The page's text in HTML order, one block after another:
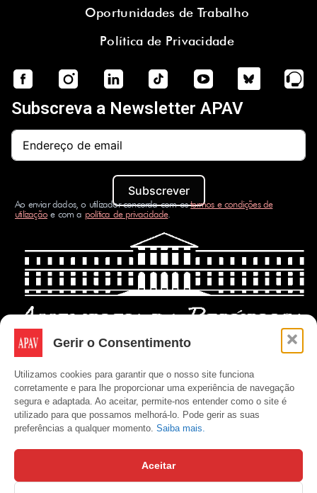
Gerir o Consentimento
Utilizamos cookies para garantir que o nosso site funciona
corretamente e para lhe proporcionar uma experiência de navegação
segura e adaptada. Ao aceitar, permite-nos entender como o site é
utilizado para que possamos melhorá-lo. Pode gerir as suas
preferências a qualquer momento. Saiba mais.
Aceitar
Oportunidades de Trabalho
Política de Privacidade
Subscreva a Newsletter APAV
Subscrever
Ao enviar dados, o utilizador concorda com ostermos e condições de
utilizaçãoe com a política de privacidade.